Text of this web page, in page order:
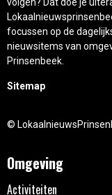
focussen op de
nieuwsitems van
Prinsenbeek.
Sitemap
©
Omgeving
Activiteiten